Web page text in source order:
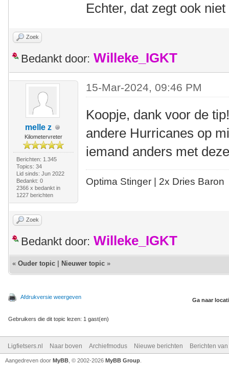
Echter, dat zegt ook
Zoek
Bedankt door: Willeke_IGKT
melle z
Kilometervreter
Berichten: 1.345
Topics: 34
Lid sinds: Jun 2022
Bedankt: 0
2366 x bedankt in
1227 berichten
15-Mar-2024, 09:46 PM
Koopje, dank voor de
andere Hurricanes op
iemand anders met
Optima Stinger | 2x Dries Baron
Zoek
Bedankt door: Willeke_IGKT
« Ouder topic Nieuwer topic »
Afdrukversie weergeven Ga naar
Gebruikers die dit topic lezen: 1 gast(en)
Ligfietsers.nl Naar boven Archiefmodus Nieuwe berichten Berichten
Aangedreven door MyBB , © 2002-2026 MyBB Group